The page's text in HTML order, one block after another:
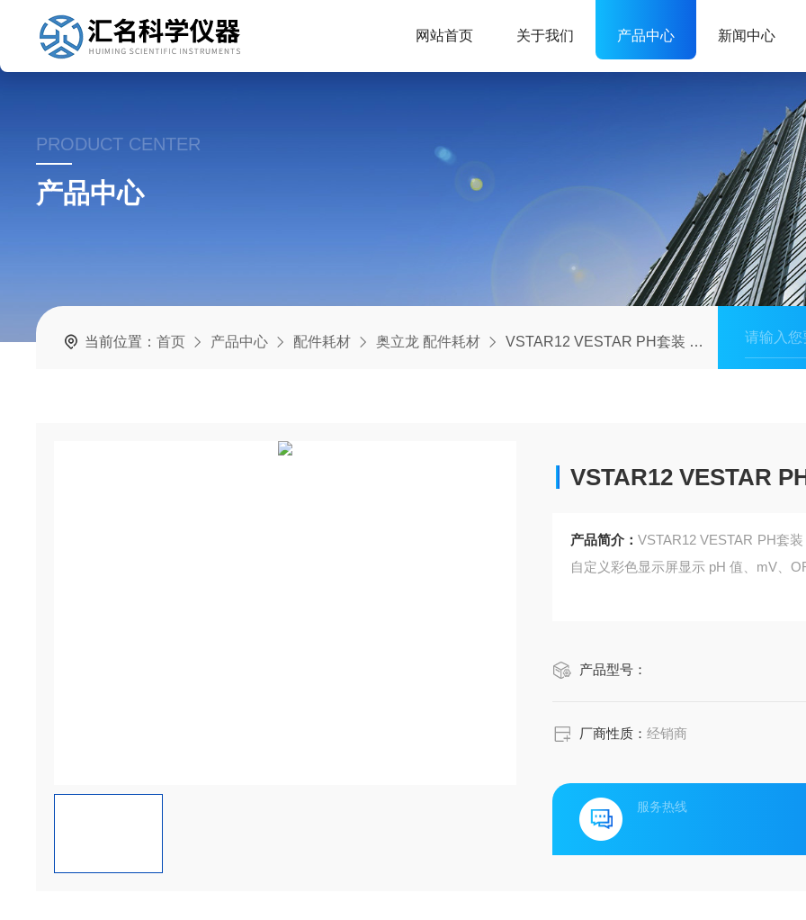
网站首页 关于我们 产品中心 新闻中心
PRODUCT CENTER
产品中心
当前位置：首页 产品中心 配件耗材 奥立龙 配件耗材 VSTAR12 VESTAR PH套装 奥立龙 配件耗材
VSTAR12 VESTAR
产品简介：VSTAR12 VESTAR PH套
自定义彩色显示屏显示 pH 值、mV、
产品型号：
厂商性质：经销商
服务热线